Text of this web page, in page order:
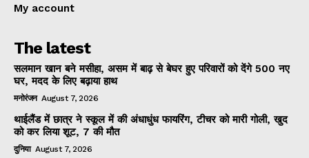
My account
The latest
सलमान खान बने मसीहा, असम में बाढ़ से बेघर हुए परिवारों को देंगे 500 नए
घर, मदद के लिए बढ़ाया हाथ
मनोरंजन August 7, 2026
थाईलैंड में छात्र ने स्कूल में की अंधाधुंध फायरिंग, टीचर को मारी गोली, खुद
को कर लिया शूट, 7 की मौत
दुनिया August 7, 2026